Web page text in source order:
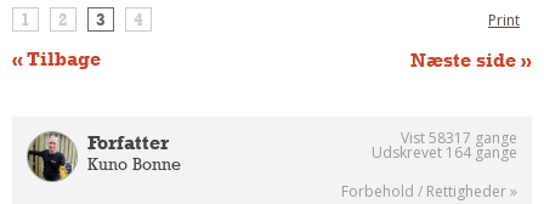
Pletleksikon
1 2 3 4
« Tilbage Næste side »
Print
Forfatter
Kuno Bonne
Vist 58317 gange
Udskrevet 164 gange
Forbehold / Rettigheder »